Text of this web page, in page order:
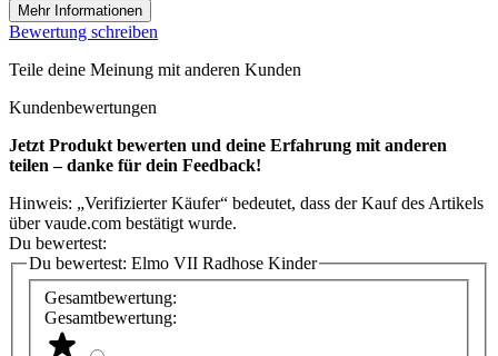
Mehr Informationen
Bewertung schreiben
Teile deine Meinung mit anderen Kunden
Kundenbewertungen
Jetzt Produkt bewerten und deine Erfahrung mit anderen
teilen – danke für dein Feedback!
Hinweis: „Verifizierter Käufer“ bedeutet, dass der Kauf des Artikels
über vaude.com bestätigt wurde.
Du bewertest:
Du bewertest: Elmo VII Radhose Kinder
Gesamtbewertung:
Gesamtbewertung: